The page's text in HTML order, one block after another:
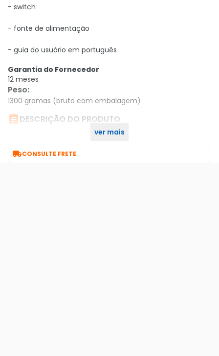
- switch
- fonte de alimentação
- guia do usuário em português
Garantia do Fornecedor
12 meses
Peso:
1300 gramas (bruto com embalagem)
DESCRIÇÃO DO PRODUTO
ver mais
CONSULTE FRETE